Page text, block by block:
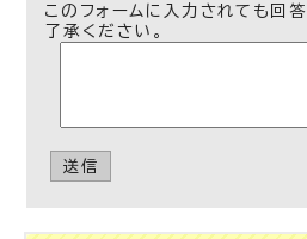
このフォームに入力されても回
了承ください。
送信